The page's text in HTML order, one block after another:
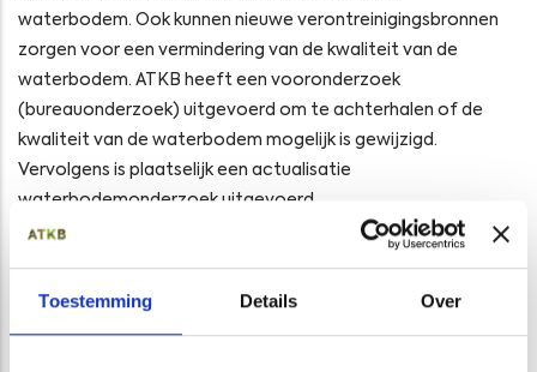
Toestemming Details Over
waterbodem. Ook kunnen nieuwe verontreinigingsbronnen
zorgen voor een vermindering van de kwaliteit van de
waterbodem. ATKB heeft een vooronderzoek
(bureauonderzoek) uitgevoerd om te achterhalen of de
kwaliteit van de waterbodem mogelijk is gewijzigd.
Vervolgens is plaatselijk een actualisatie
waterbodemonderzoek uitgevoerd.
De uitkomsten uit de actualisatie laten zien dat de
vastgestelde kwaliteitsoordelen van de waterbodem in
2019 grotendeels gehandhaafd blijven. Op enkele plaatsen is
er zelfs sprake van een verbetering van de